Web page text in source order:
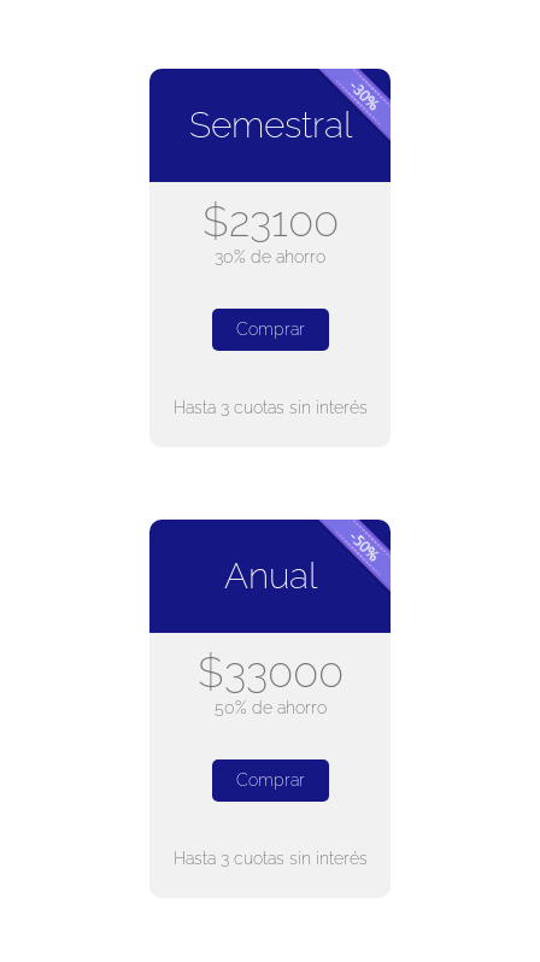
Semestral
$23100
30% de ahorro
Comprar
Hasta 3 cuotas sin interés
Anual
$33000
50% de ahorro
Comprar
Hasta 3 cuotas sin interés